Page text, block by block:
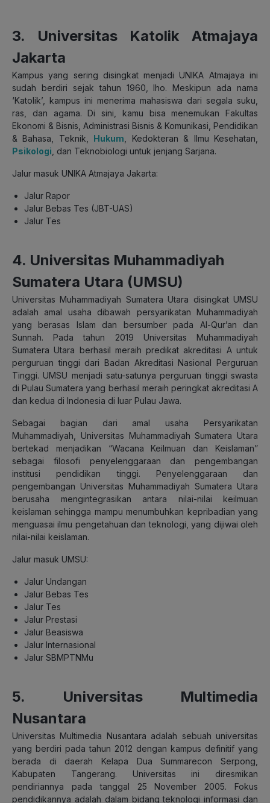
3. Universitas Katolik Atmajaya
Jakarta
Kampus yang sering disingkat menjadi UNIKA Atmajaya ini
sudah berdiri sejak tahun 1960, lho. Meskipun ada nama
‘Katolik’, kampus ini menerima mahasiswa dari segala suku,
ras, dan agama. Di sini, kamu bisa menemukan Fakultas
Ekonomi & Bisnis, Administrasi Bisnis & Komunikasi, Pendidikan
& Bahasa, Teknik, Hukum , Kedokteran & Ilmu Kesehatan,
Psikologi , dan Teknobiologi untuk jenjang Sarjana.
Jalur masuk UNIKA Atmajaya Jakarta:
Jalur Rapor
Jalur Bebas Tes (JBT-UAS)
Jalur Tes
4. Universitas Muhammadiyah
Sumatera Utara (UMSU)
Universitas Muhammadiyah Sumatera Utara disingkat UMSU
adalah amal usaha dibawah persyarikatan Muhammadiyah
yang berasas Islam dan bersumber pada Al-Qur’an dan
Sunnah. Pada tahun 2019 Universitas Muhammadiyah
Sumatera Utara berhasil meraih predikat akreditasi A untuk
perguruan tinggi dari Badan Akreditasi Nasional Perguruan
Tinggi. UMSU menjadi satu-satunya perguruan tinggi swasta
di Pulau Sumatera yang berhasil meraih peringkat akreditasi A
dan kedua di Indonesia di luar Pulau Jawa.
Sebagai bagian dari amal usaha Persyarikatan
Muhammadiyah, Universitas Muhammadiyah Sumatera Utara
bertekad menjadikan “Wacana Keilmuan dan Keislaman”
sebagai filosofi penyelenggaraan dan pengembangan
institusi pendidikan tinggi. Penyelenggaraan dan
pengembangan Universitas Muhammadiyah Sumatera Utara
berusaha mengintegrasikan antara nilai-nilai keilmuan
keislaman sehingga mampu menumbuhkan kepribadian yang
menguasai ilmu pengetahuan dan teknologi, yang dijiwai oleh
nilai-nilai keislaman.
Jalur masuk UMSU:
Jalur Undangan
Jalur Bebas Tes
Jalur Tes
Jalur Prestasi
Jalur Beasiswa
Jalur Internasional
Jalur SBMPTNMu
5. Universitas Multimedia
Nusantara
Universitas Multimedia Nusantara adalah sebuah universitas
yang berdiri pada tahun 2012 dengan kampus definitif yang
berada di daerah Kelapa Dua Summarecon Serpong,
Kabupaten Tangerang. Universitas ini diresmikan
pendiriannya pada tanggal 25 November 2005. Fokus
pendidikannya adalah dalam bidang teknologi informasi dan